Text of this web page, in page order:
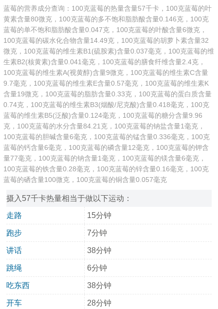
蓝莓的营养成分查询：100克蓝莓的热量含量57千卡，100克蓝莓的叶
黄素含量80微克，100克蓝莓的多不饱和脂肪酸含量0.146克，100克
蓝莓的单不饱和脂肪酸含量0.047克，100克蓝莓的叶酸含量6微克，
100克蓝莓的碳水化合物含量14.49克，100克蓝莓的胡萝卜素含量32
微克，100克蓝莓的维生素B1(硫胺素)含量0.037毫克，100克蓝莓的维
生素B2(核黄素)含量0.041毫克，100克蓝莓的膳食纤维含量2.4克，
100克蓝莓的维生素A(视黄醇)含量9微克，100克蓝莓的维生素C含量
9.7毫克，100克蓝莓的维生素E含量0.57毫克，100克蓝莓的维生素K
含量19微克，100克蓝莓的脂肪含量0.33克，100克蓝莓的蛋白质含量
0.74克，100克蓝莓的维生素B3(烟酸/尼克酸)含量0.418毫克，100克
蓝莓的维生素B5(泛酸)含量0.124毫克，100克蓝莓的糖分含量9.96
克，100克蓝莓的水分含量84.21克，100克蓝莓的钠盐含量1毫克，
100克蓝莓的胆碱含量6毫克，100克蓝莓的锰含量0.336毫克，100克
蓝莓的钙含量6毫克，100克蓝莓的磷含量12毫克，100克蓝莓的钾含
量77毫克，100克蓝莓的钠含量1毫克，100克蓝莓的镁含量6毫克，
100克蓝莓的铁含量0.28毫克，100克蓝莓的锌含量0.16毫克，100克
蓝莓的硒含量100微克，100克蓝莓的铜含量0.057毫克
摄入57千卡热量相当于做以下运动：
走路 15分钟
跑步 7分钟
讲话 38分钟
跳绳 6分钟
吃东西 38分钟
开车 28分钟